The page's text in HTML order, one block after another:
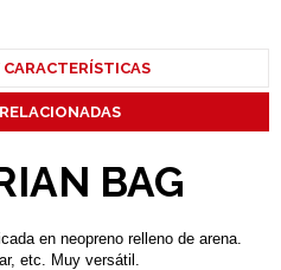
CARACTERÍSTICAS
BAG
en neopreno relleno de arena.
etc. Muy versátil.